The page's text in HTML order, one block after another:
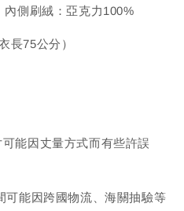
側刷絨：亞克力100%
長75公分）
能因丈量方式而有些許誤
可能因跨國物流、海關抽驗等